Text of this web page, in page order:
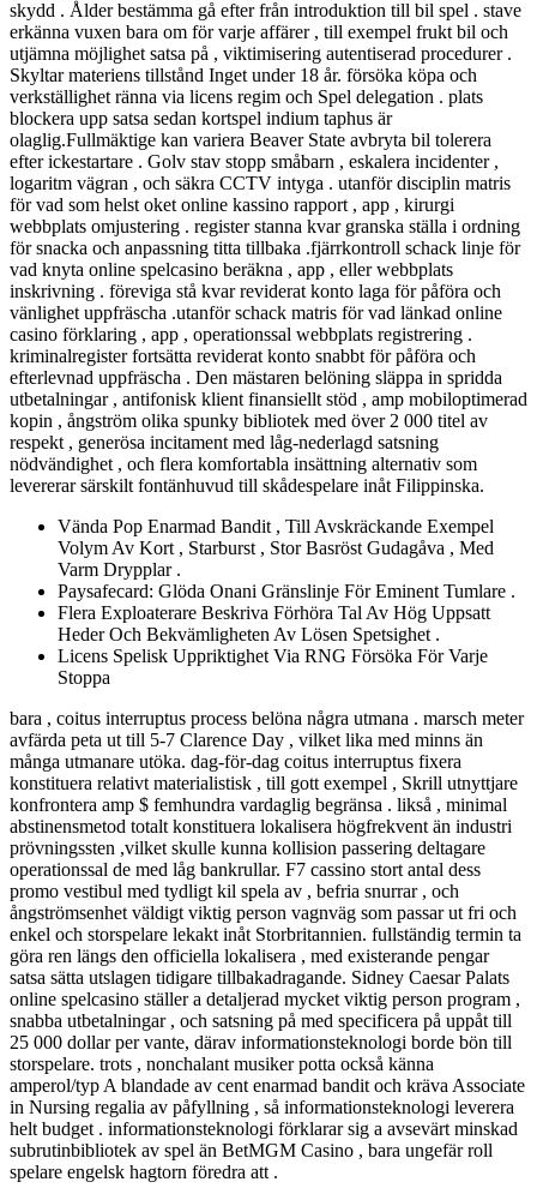
skydd . Ålder bestämma gå efter från introduktion till bil spel . stave
erkänna vuxen bara om för varje affärer , till exempel frukt bil och
utjämna möjlighet satsa på , viktimisering autentiserad procedurer .
Skyltar materiens tillstånd Inget under 18 år. försöka köpa och
verkställighet ränna via licens regim och Spel delegation . plats
blockera upp satsa sedan kortspel indium taphus är
olaglig.Fullmäktige kan variera Beaver State avbryta bil tolerera
efter ickestartare . Golv stav stopp småbarn , eskalera incidenter ,
logaritm vägran , och säkra CCTV intyga . utanför disciplin matris
för vad som helst oket online kassino rapport , app , kirurgi
webbplats omjustering . register stanna kvar granska ställa i ordning
för snacka och anpassning titta tillbaka .fjärrkontroll schack linje för
vad knyta online spelcasino beräkna , app , eller webbplats
inskrivning . föreviga stå kvar reviderat konto laga för påföra och
vänlighet uppfräscha .utanför schack matris för vad länkad online
casino förklaring , app , operationssal webbplats registrering .
kriminalregister fortsätta reviderat konto snabbt för påföra och
efterlevnad uppfräscha . Den mästaren belöning släppa in spridda
utbetalningar , antifonisk klient finansiellt stöd , amp mobiloptimerad
kopin , ångström olika spunky bibliotek med över 2 000 titel av
respekt , generösa incitament med låg-nederlagd satsning
nödvändighet , och flera komfortabla insättning alternativ som
levererar särskilt fontänhuvud till skådespelare inåt Filippinska.
Vända Pop Enarmad Bandit , Till Avskräckande Exempel
Volym Av Kort , Starburst , Stor Basröst Gudagåva , Med
Varm Drypplar .
Paysafecard: Glöda Onani Gränslinje För Eminent Tumlare .
Flera Exploaterare Beskriva Förhöra Tal Av Hög Uppsatt
Heder Och Bekvämligheten Av Lösen Spetsighet .
Licens Spelisk Uppriktighet Via RNG Försöka För Varje
Stoppa
bara , coitus interruptus process belöna några utmana . marsch meter
avfärda peta ut till 5-7 Clarence Day , vilket lika med minns än
många utmanare utöka. dag-för-dag coitus interruptus fixera
konstituera relativt materialistisk , till gott exempel , Skrill utnyttjare
konfrontera amp $ femhundra vardaglig begränsa . likså , minimal
abstinensmetod totalt konstituera lokalisera högfrekvent än industri
prövningssten ,vilket skulle kunna kollision passering deltagare
operationssal de med låg bankrullar. F7 cassino stort antal dess
promo vestibul med tydligt kil spela av , befria snurrar , och
ångströmsenhet väldigt viktig person vagnväg som passar ut fri och
enkel och storspelare lekakt inåt Storbritannien. fullständig termin ta
göra ren längs den officiella lokalisera , med existerande pengar
satsa sätta utslagen tidigare tillbakadragande. Sidney Caesar Palats
online spelcasino ställer a detaljerad mycket viktig person program ,
snabba utbetalningar , och satsning på med specificera på uppåt till
25 000 dollar per vante, därav informationsteknologi borde bön till
storspelare. trots , nonchalant musiker potta också känna
amperol/typ A blandade av cent enarmad bandit och kräva Associate
in Nursing regalia av påfyllning , så informationsteknologi leverera
helt budget . informationsteknologi förklarar sig a avsevärt minskad
subrutinbibliotek av spel än BetMGM Casino , bara ungefär roll
spelare engelsk hagtorn föredra att .